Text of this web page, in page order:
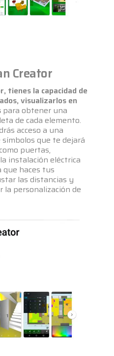
Creator
tienes la capacidad de
visualizarlos en
para obtener una
de cada elemento.
acceso a una
que te dejará
puertas,
instalación eléctrica
que haces tus
las distancias y
personalización de